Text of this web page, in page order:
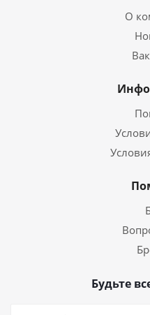
О
Будьте